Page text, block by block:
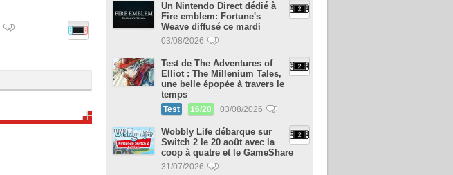
Un Nintendo Direct dédié à
Fire emblem: Fortune's
Weave diffusé ce mardi
03/08/2026
Test de The Adventures of
Elliot : The Millenium Tales,
une belle épopée à travers le
temps
Test 16/20 03/08/2026
Wobbly Life débarque sur
Switch 2 le 20 août avec la
coop à quatre et le GameShare
31/07/2026